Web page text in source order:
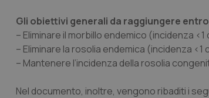
Gli obiettivi generali da raggiungere
– Eliminare il morbillo endemico (incidenza
– Eliminare la rosolia endemica (incidenza
– Mantenere l’incidenza della rosolia
Nel documento, inoltre, vengono ribaditi i